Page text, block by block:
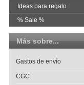
Ideas para regalo
% Sale %
Más sobre...
Gastos de envío
CGC